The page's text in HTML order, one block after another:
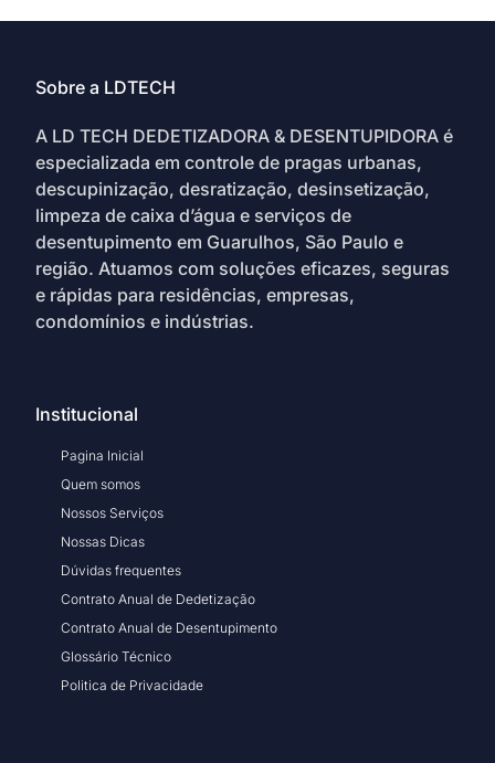
Sobre a LDTECH
A LD TECH DEDETIZADORA & DESENTUPIDORA é
especializada em controle de pragas urbanas,
descupinização, desratização, desinsetização,
limpeza de caixa d’água e serviços de
desentupimento em Guarulhos, São Paulo e
região. Atuamos com soluções eficazes, seguras
e rápidas para residências, empresas,
condomínios e indústrias.
Institucional
Pagina Inicial
Quem somos
Nossos Serviços
Nossas Dicas
Dúvidas frequentes
Contrato Anual de Dedetização
Contrato Anual de Desentupimento
Glossário Técnico
Politica de Privacidade